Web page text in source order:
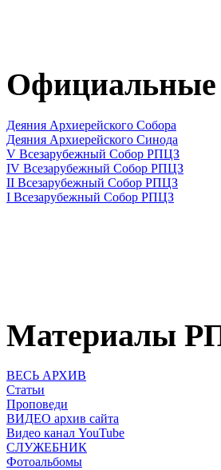
Официальные
Деяния Архиерейского Собора
Деяния Архиерейского Синода
V Всезарубежный Собор РПЦЗ
IV Всезарубежный Собор РПЦЗ
II Всезарубежный Собор РПЦЗ
I Всезарубежный Собор РПЦЗ
Материалы
ВЕСЬ АРХИВ
Статьи
Проповеди
ВИДЕО архив сайта
Видео канал YouTube
СЛУЖЕБНИК
Фотоальбомы